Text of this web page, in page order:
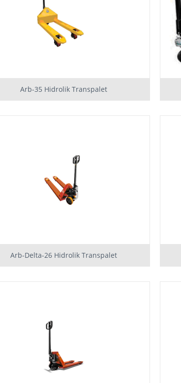
Arb-35 Hidrolik Transpalet
Arb-Delta-26 Hidrolik Transpalet